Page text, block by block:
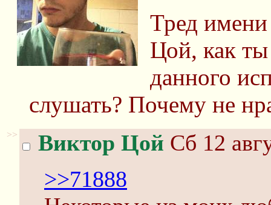
Тред
Цой, как ты
данного
слушать? Почему не
>> Виктор Цой Сб 12
>>71888